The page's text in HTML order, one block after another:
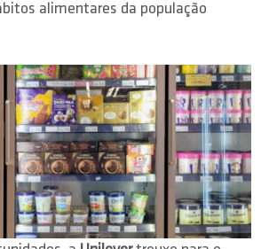
alimentares da população